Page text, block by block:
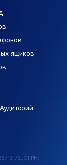
ящиков
ОГРН: